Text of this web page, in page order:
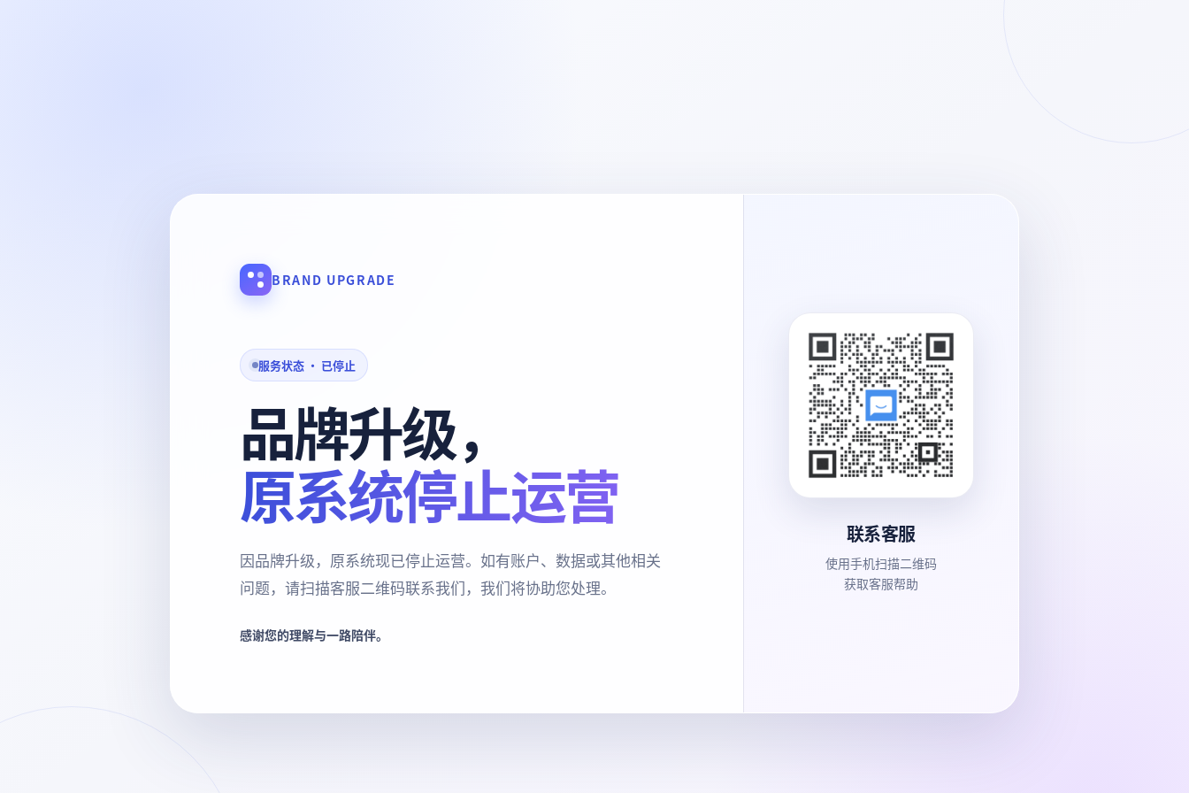
BRAND UPGRADE
服务状态 · 已停止
品牌升级，
原系统停止运营
因品牌升级，原系统现已停止运营。如有账户、数据或其他相关
问题，请扫描客服二维码联系我们，我们将协助您处理。
感谢您的理解与一路陪伴。
联系客服
使用手机扫描二维码
获取客服帮助